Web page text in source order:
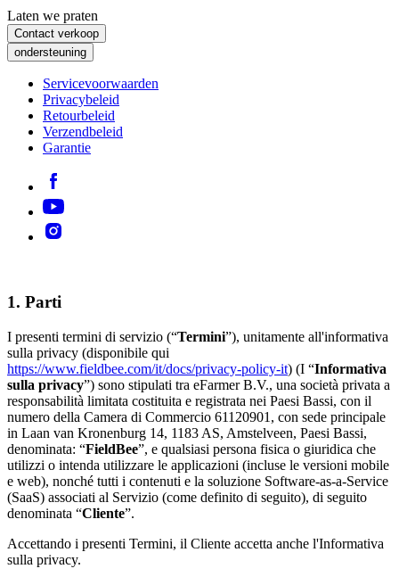
Laten we praten
Contact verkoop
ondersteuning
Servicevoorwaarden
Privacybeleid
Retourbeleid
Verzendbeleid
Garantie
1. Parti
I presenti termini di servizio (“Termini”), unitamente all'informativa
sulla privacy (disponibile qui
https://www.fieldbee.com/it/docs/privacy-policy-it) (I “Informativa
sulla privacy”) sono stipulati tra eFarmer B.V., una società privata a
responsabilità limitata costituita e registrata nei Paesi Bassi, con il
numero della Camera di Commercio 61120901, con sede principale
in Laan van Kronenburg 14, 1183 AS, Amstelveen, Paesi Bassi,
denominata: “FieldBee”, e qualsiasi persona fisica o giuridica che
utilizzi o intenda utilizzare le applicazioni (incluse le versioni mobile
e web), nonché tutti i contenuti e la soluzione Software-as-a-Service
(SaaS) associati al Servizio (come definito di seguito), di seguito
denominata “Cliente”.
Accettando i presenti Termini, il Cliente accetta anche l'Informativa
sulla privacy.